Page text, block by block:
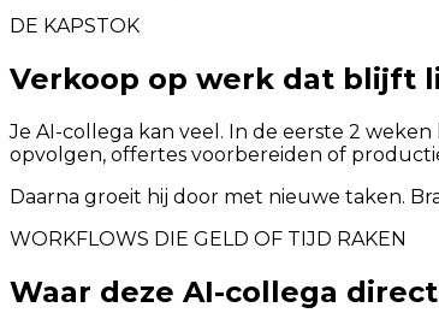
DE KAPSTOK
Verkoop op werk dat blijft
Je AI-collega kan veel. In de eerste 2
opvolgen, offertes voorbereiden of
Daarna groeit hij door met nieuwe taken.
WORKFLOWS DIE GELD OF TIJD RAKEN
Waar deze AI-collega